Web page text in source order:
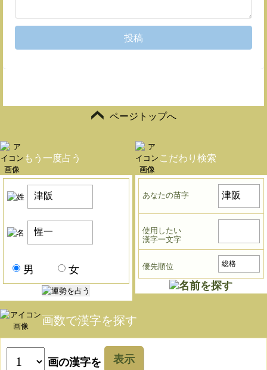
投稿
ページトップへ
もう一度占う
男 女
こだわり検索
あなたの苗字
使用したい
漢字一文字
優先順位
画数で漢字を探す
画の漢字を 表示